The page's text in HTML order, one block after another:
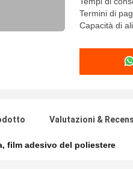
Termini di
Capacità di
Valutazioni &
, film adesivo del poliestere